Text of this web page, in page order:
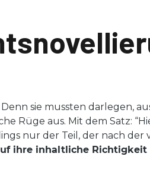
sie mussten darlegen,
Rüge aus. Mit dem Satz:
nur der Teil, der nach
ihre inhaltliche Richtigkeit